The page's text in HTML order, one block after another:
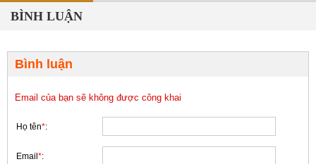
BÌNH LUẬN
Bình luận
Email của bạn sẽ không được công khai
Họ tên*:
Email*: